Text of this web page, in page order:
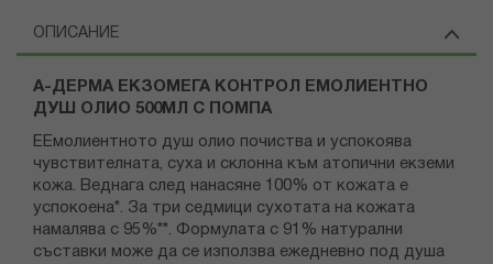
ОПИСАНИЕ
А-ДЕРМА ЕКЗОМЕГА КОНТРОЛ ЕМОЛИЕНТНО
ДУШ ОЛИО 500МЛ С ПОМПА
ЕЕмолиентното душ олио почиства и успокоява
чувствителната, суха и склонна към атопични екземи
кожа. Веднага след нанасяне 100% от кожата е
успокоена*. За три седмици сухотата на кожата
намалява с 95%**. Формулата с 91% натурални
съставки може да се използва ежедневно под душа